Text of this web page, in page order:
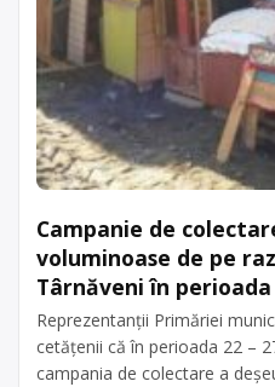
Campanie de
voluminoase de pe
Târnăveni în
Reprezentanții Primăriei
cetățenii că în perioada 22 –
campania de colectare a